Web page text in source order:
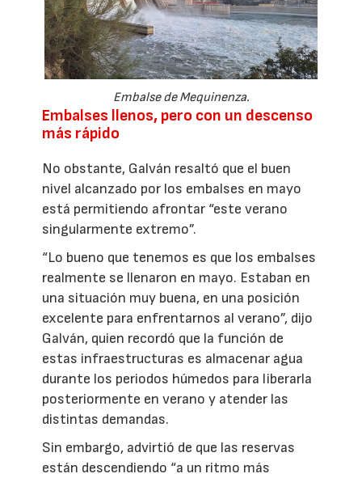
Embalse de Mequinenza.
Embalses llenos, pero con un descenso
más rápido
No obstante, Galván resaltó que el buen
nivel alcanzado por los embalses en mayo
está permitiendo afrontar “este verano
singularmente extremo”.
“Lo bueno que tenemos es que los embalses
realmente se llenaron en mayo. Estaban en
una situación muy buena, en una posición
excelente para enfrentarnos al verano”, dijo
Galván, quien recordó que la función de
estas infraestructuras es almacenar agua
durante los periodos húmedos para liberarla
posteriormente en verano y atender las
distintas demandas.
Sin embargo, advirtió de que las reservas
están descendiendo “a un ritmo más